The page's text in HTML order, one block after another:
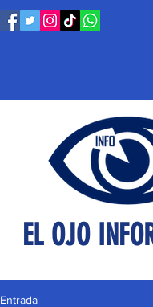
EL OJO
Entrada